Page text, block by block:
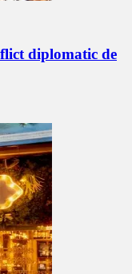
diplomatic de